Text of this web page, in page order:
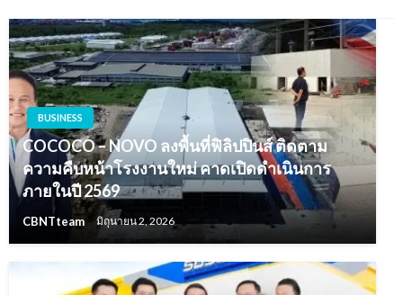
BUSINESS
COCOCO – NOVO ลงพื้นที่ฟิลิปปินส์ ติดตาม
ความคืบหน้าโรงงานใหม่ คาดเปิดดำเนินการ
ภายในปี 2569
CBNTteam มิถุนายน 2, 2026